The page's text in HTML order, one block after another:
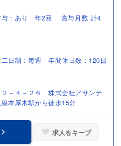
与：あり 年2回 賞与月数 計4
日制：毎週 年間休日数：120日
－４－２６ 株式会社アサンテ
本厚木駅から徒歩15分
求人をキープ